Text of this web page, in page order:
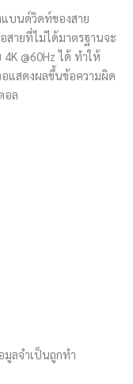
แบนด์วิดท์ของสาย
สายที่ไม่ได้มาตรฐานจะ
@60Hz ได้ ทำให้
แสดงผลขึ้นข้อความผิด
อล
มูลจำเป็นถูกทำ